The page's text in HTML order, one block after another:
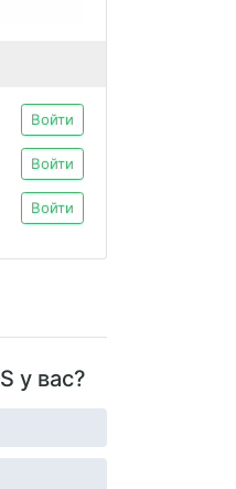
Войти
Войти
Войти
у вас?